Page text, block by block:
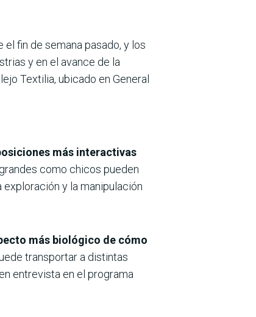
el fin de semana pasado, y los
y en el avance de la
Textilia, ubicado en General
más interactivas
como chicos pueden
y la manipulación
más biológico de cómo
transportar a distintas
entrevista en el programa